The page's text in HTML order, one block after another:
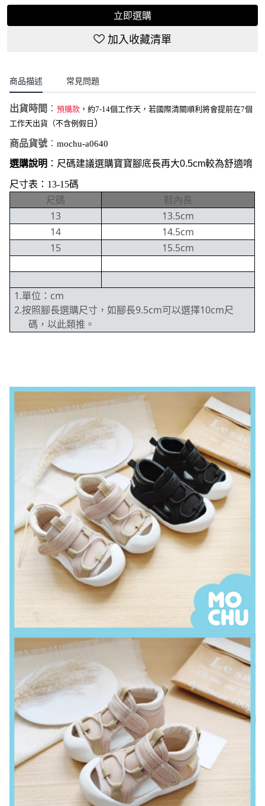
立即選購
加入收藏清單
商品描述 常見問題
出貨時間 ： 預購款 ，約7-14個工作天，若國際清關順利將會提前在7個
工作天出貨（不含例假日 ）
商品貨號 ： mochu-a0640
選購說明 ：尺碼建議選購寶寶腳底長再大0.5cm較為舒適唷
尺寸表 ：13-15碼
尺碼
鞋內長
13
13.5cm
14
14.5cm
15
15.5cm
1.單位：cm
2.按照腳長選購尺寸，如腳長9.5cm可以選擇10cm尺
碼，以此類推。